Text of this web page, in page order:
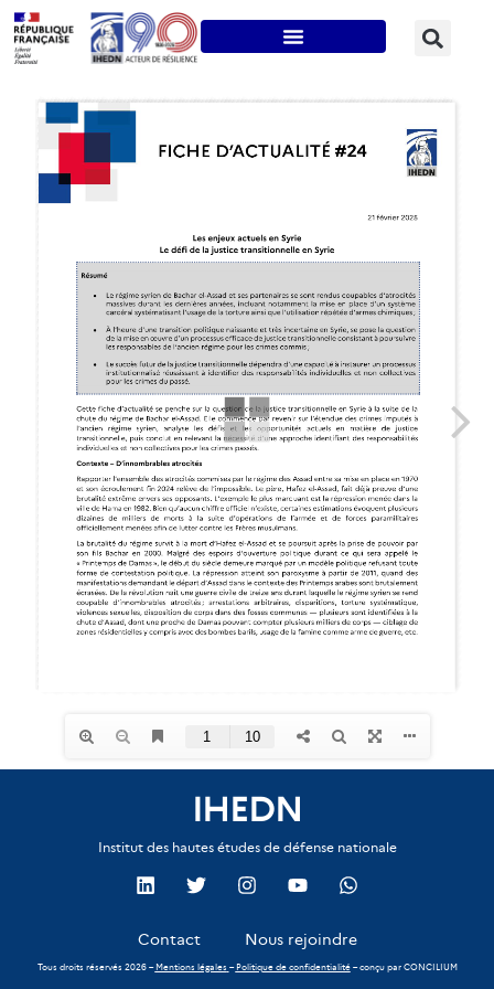
IHEDN
Institut des hautes études de défense nationale
Contact Nous rejoindre
Tous droits réservés 2026 –Mentions légales –Politique de confidentialité – conçu par CONCILIUM